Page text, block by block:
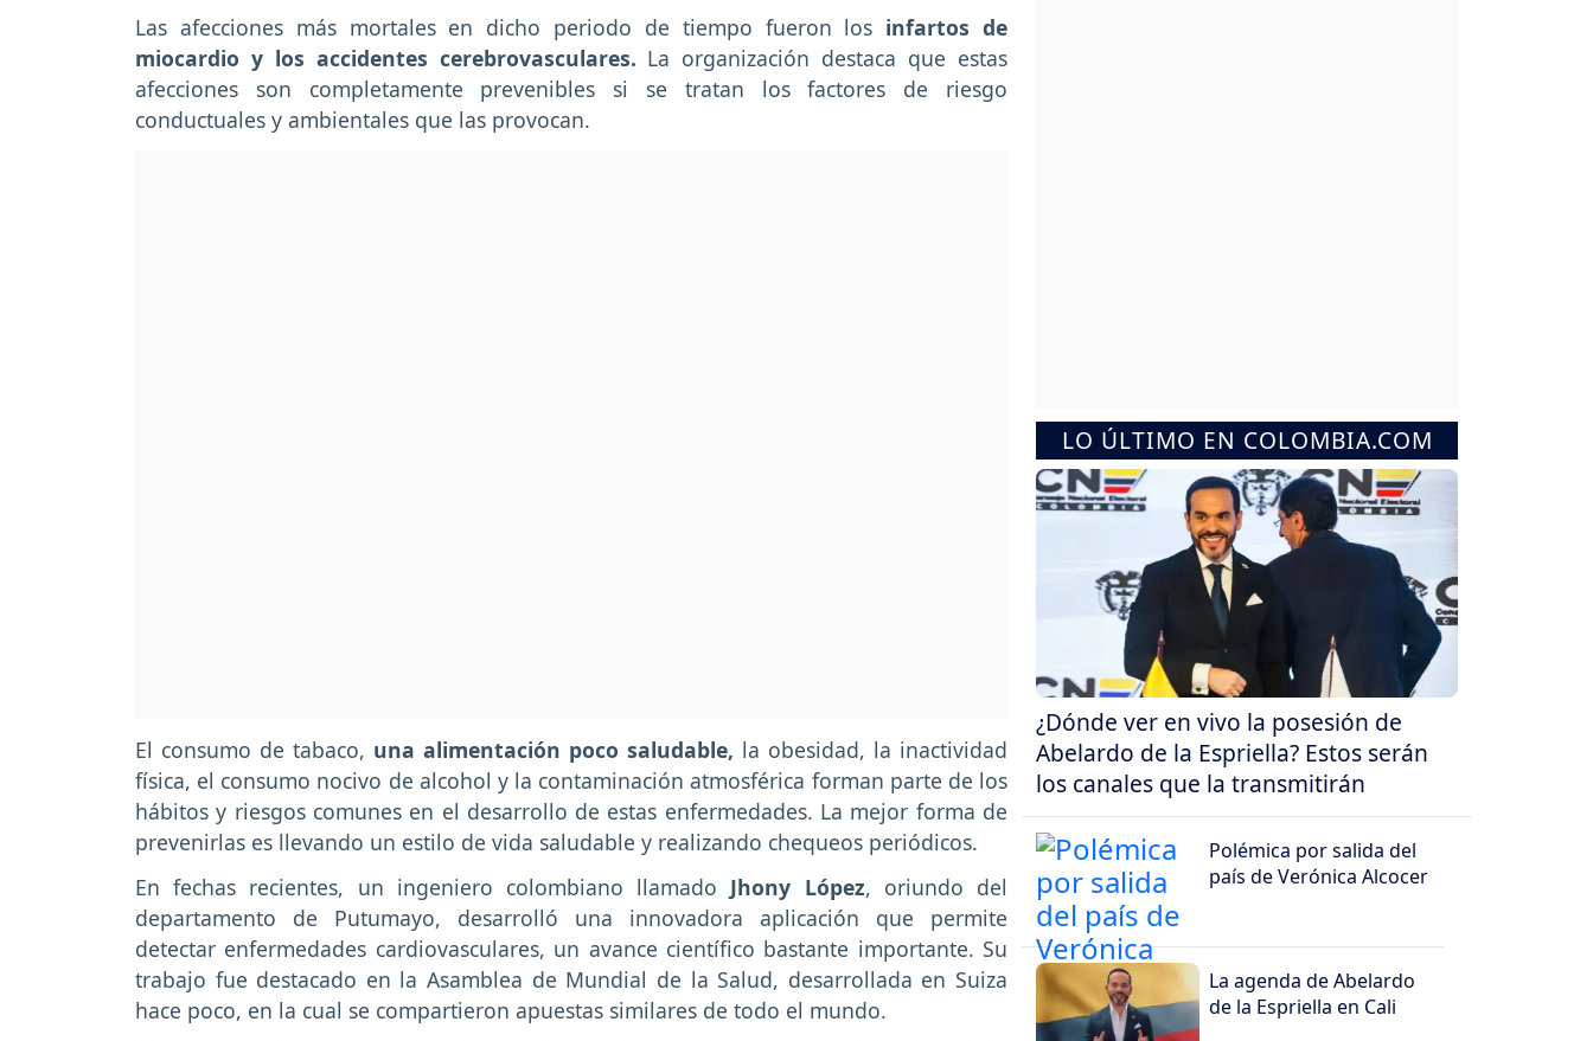
Las afecciones más mortales en dicho periodo de tiempo fueron los infartos de
miocardio y los accidentes cerebrovasculares. La organización destaca que estas
afecciones son completamente prevenibles si se tratan los factores de riesgo
conductuales y ambientales que las provocan.
El consumo de tabaco, una alimentación poco saludable, la obesidad, la inactividad
física, el consumo nocivo de alcohol y la contaminación atmosférica forman parte de los
hábitos y riesgos comunes en el desarrollo de estas enfermedades. La mejor forma de
prevenirlas es llevando un estilo de vida saludable y realizando chequeos periódicos.
En fechas recientes, un ingeniero colombiano llamado Jhony López, oriundo del
departamento de Putumayo, desarrolló una innovadora aplicación que permite
detectar enfermedades cardiovasculares, un avance científico bastante importante. Su
trabajo fue destacado en la Asamblea de Mundial de la Salud, desarrollada en Suiza
hace poco, en la cual se compartieron apuestas similares de todo el mundo.
LO ÚLTIMO EN COLOMBIA.COM
¿Dónde ver en vivo la posesión de
Abelardo de la Espriella? Estos serán
los canales que la transmitirán
Polémica por salida del
país de Verónica Alcocer
La agenda de Abelardo
de la Espriella en Cali